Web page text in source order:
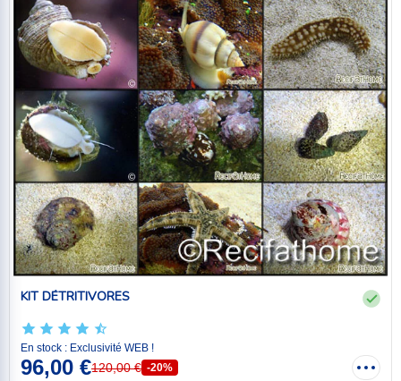
KIT DÉTRITIVORES
En stock : Exclusivité WEB !
96,00 €120,00 € -20%